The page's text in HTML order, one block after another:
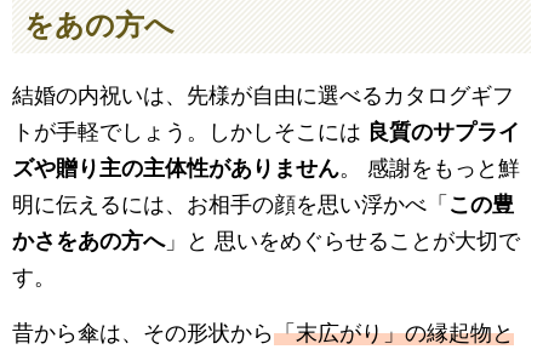
をあの方へ
結婚の内祝いは、先様が自由に選べるカタログギフ
トが手軽でしょう。しかしそこには 良質のサプライ
ズや贈り主の主体性がありません。 感謝をもっと鮮
明に伝えるには、お相手の顔を思い浮かべ「 この豊
かさをあの方へ」と 思いをめぐらせることが大切で
す。
昔から傘は、その形状から「末広がり」の縁起物と